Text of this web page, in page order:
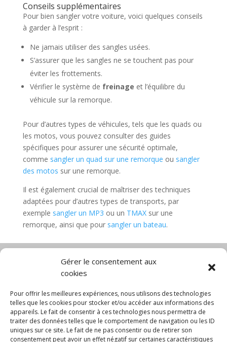
Gérer le consentement aux
cookies
Pour offrir les meilleures expériences, nous utilisons des technologies
telles que les cookies pour stocker et/ou accéder aux informations des
appareils. Le fait de consentir à ces technologies nous permettra de
traiter des données telles que le comportement de navigation ou les ID
uniques sur ce site. Le fait de ne pas consentir ou de retirer son
consentement peut avoir un effet négatif sur certaines caractéristiques
Conseils supplémentaires
Pour bien sangler votre voiture, voici quelques conseils
à garder à l’esprit :
Ne jamais utiliser des sangles usées.
S’assurer que les sangles ne se touchent pas pour
éviter les frottements.
Vérifier le système de freinage et l’équilibre du
véhicule sur la remorque.
Pour d’autres types de véhicules, tels que les quads ou
les motos, vous pouvez consulter des guides
spécifiques pour assurer une sécurité optimale,
comme sangler un quad sur une remorque ou sangler
des motos sur une remorque.
Il est également crucial de maîtriser des techniques
adaptées pour d’autres types de transports, par
exemple sangler un MP3 ou un TMAXsur une
remorque, ainsi que pour sangler un bateau.
Diable électrique
Chariot manutention
CGV
Mentions légales
Politique de confidentialité et protection des
données
Paiement sécurisé
Gérer mes cookies